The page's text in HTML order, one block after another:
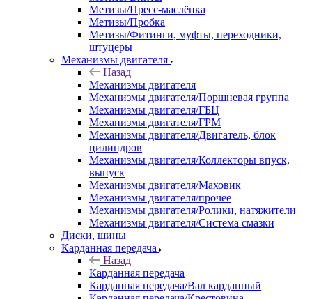
Метизы/Пресс-маслёнка
Метизы/Пробка
Метизы/Фитинги, муфты, переходники,
штуцеры
Механизмы двигателя
Назад
Механизмы двигателя
Механизмы двигателя/Поршневая группа
Механизмы двигателя/ГБЦ
Механизмы двигателя/ГРМ
Механизмы двигателя/Двигатель, блок
цилиндров
Механизмы двигателя/Коллекторы впуск,
выпуск
Механизмы двигателя/Маховик
Механизмы двигателя/прочее
Механизмы двигателя/Ролики, натяжители
Механизмы двигателя/Система смазки
Диски, шины
Карданная передача
Назад
Карданная передача
Карданная передача/Вал карданный